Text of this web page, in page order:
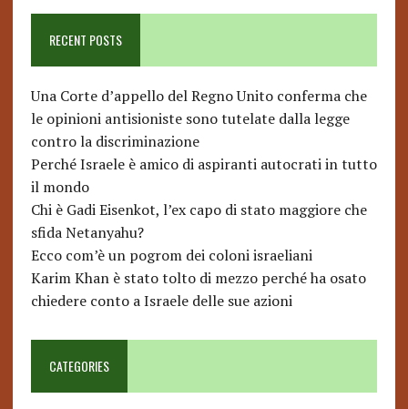
RECENT POSTS
Una Corte d’appello del Regno Unito conferma che
le opinioni antisioniste sono tutelate dalla legge
contro la discriminazione
Perché Israele è amico di aspiranti autocrati in tutto
il mondo
Chi è Gadi Eisenkot, l’ex capo di stato maggiore che
sfida Netanyahu?
Ecco com’è un pogrom dei coloni israeliani
Karim Khan è stato tolto di mezzo perché ha osato
chiedere conto a Israele delle sue azioni
CATEGORIES